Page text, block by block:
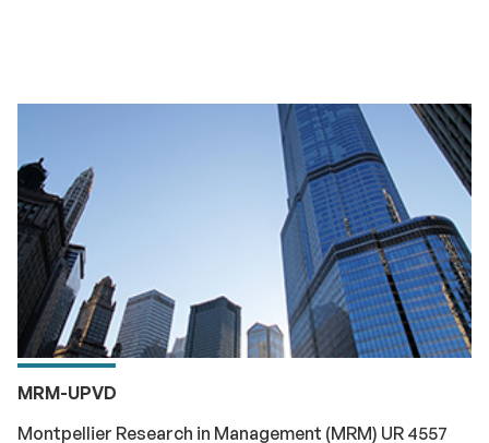
MRM-UPVD
Montpellier Research in Management (MRM) UR 4557